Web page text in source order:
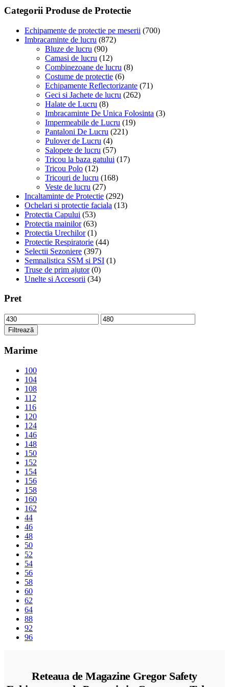
variații.
Opțiunile
alese
produsului.
Categorii Produse de Protectie
Echipamente de protectie pe meserii (700)
Imbracaminte de lucru (872)
Bluze de lucru (90)
Camasi de lucru (12)
Combinezoane de lucru (8)
Costume de protectie (6)
Echipamente Reflectorizante (71)
Geci si Jachete de lucru (262)
Halate de Lucru (8)
Imbracaminte De Unica Folosinta (3)
Impermeabile de Lucru (19)
Pantaloni De Lucru (221)
Pulover de Lucru (4)
Salopete de lucru (57)
Tricou la baza gatului (17)
Tricou Polo (12)
Tricouri de lucru (168)
Veste de lucru (27)
Incaltaminte de Protectie (292)
Ochelari si protectie faciala (13)
Protectia Capului (53)
Protectia mainilor (63)
Protectia Urechilor (1)
Protectie Respiratorie (44)
Selectii Sezoniere (397)
Semnalistica SSM si PSI (1)
Truse de prim ajutor (0)
Unelte si Accesorii (34)
Pret
Preț
minim
Preț
maxim
Filtrează
Marime
100
104
108
112
116
120
124
146
148
150
152
154
156
158
160
162
44
46
48
50
52
54
56
58
60
62
64
88
92
96
Reteaua de Magazine Gregor Safety